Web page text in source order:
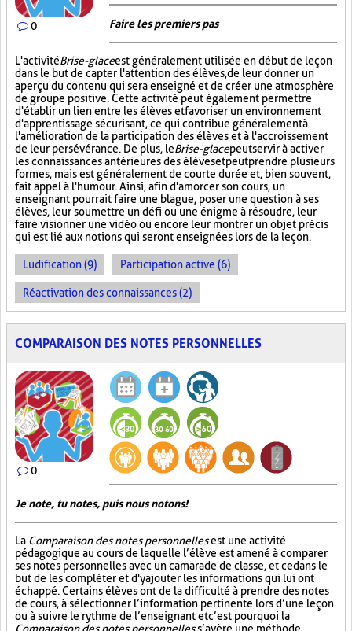
0 Faire les premiers pas
L'activitéBrise-glaceest généralement utilisée en début de leçon
dans le but de capter l'attention des élèves, de leur donner un
aperçu du contenu qui sera enseigné et de créer une atmosphère
de groupe positive. Cette activité peut également permettre
d'établir un lien entre les élèves et favoriser un environnement
d'apprentissage sécurisant, ce qui contribue généralement à
l'amélioration de la participation des élèves et à l'accroissement
de leur persévérance. De plus, leBrise-glacepeut servir à activer
les connaissances antérieures des élèves et peut prendre plusieurs
formes, mais est généralement de courte durée et, bien souvent,
fait appel à l'humour. Ainsi, afin d'amorcer son cours, un
enseignant pourrait faire une blague, poser une question à ses
élèves, leur soumettre un défi ou une énigme à résoudre, leur
faire visionner une vidéo ou encore leur montrer un objet précis
qui est lié aux notions qui seront enseignées lors de la leçon.
Ludification (9) Participation active (6)
Réactivation des connaissances (2)
COMPARAISON DES NOTES PERSONNELLES
0
Je note, tu notes, puis nous notons!
La Comparaison des notes personnellesest une activité
pédagogique au cours de laquelle l’élève est amené à comparer
ses notes personnelles avec un camarade de classe, et ce dans le
but de les compléter et d'y ajouter les informations qui lui ont
échappé. Certains élèves ont de la difficulté à prendre des notes
de cours, à sélectionner l’information pertinente lors d’une leçon
ou à suivre le rythme de l’enseignant et c’est pourquoi la